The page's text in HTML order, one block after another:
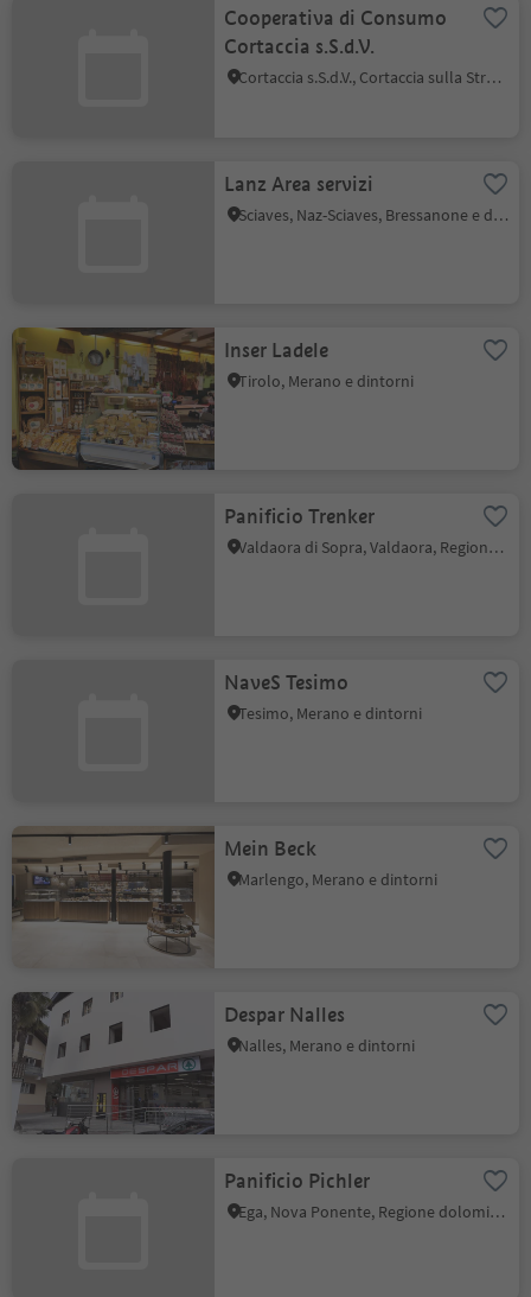
Cooperativa di Consumo
Cortaccia s.S.d.V.
Cortaccia s.S.d.V., Cortaccia sulla Strada del Vino, Strada del Vino
Lanz Area servizi
Sciaves, Naz-Sciaves, Bressanone e dintorni
Inser Ladele
Tirolo, Merano e dintorni
Panificio Trenker
Valdaora di Sopra, Valdaora, Regione dolomitica Plan de Corones
NaveS Tesimo
Tesimo, Merano e dintorni
Mein Beck
Marlengo, Merano e dintorni
Despar Nalles
Nalles, Merano e dintorni
Panificio Pichler
Ega, Nova Ponente, Regione dolomitica Val d'Ega